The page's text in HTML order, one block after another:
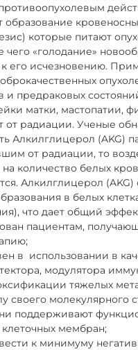
образование
которые питают
чего «голодание»
его исчезновению.
и предраковых
матки, мастопатии,
от радиации. Ученые
Алкилглицерол (AKG)
от радиации, то
количество белых
Алкилглицерол (AKG)
в белых
что дает общий
пациентам,
в использовании в
модулятора
тяжелых
своего молекулярного
поддерживают
клеточных мембран;
к минимуму